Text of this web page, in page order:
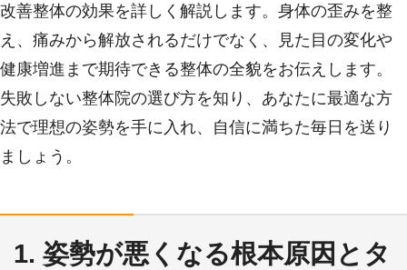
改善整体の効果を詳しく解説します。身体の歪みを整
え、痛みから解放されるだけでなく、見た目の変化や
健康増進まで期待できる整体の全貌をお伝えします。
失敗しない整体院の選び方を知り、あなたに最適な方
法で理想の姿勢を手に入れ、自信に満ちた毎日を送り
ましょう。
1. 姿勢が悪くなる根本原因とタ